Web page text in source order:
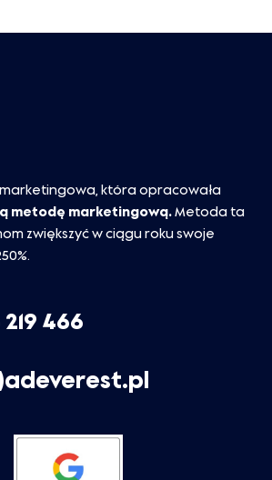
która opracowała
metodę marketingową.Metoda ta
zwiększyć w ciągu roku swoje
466